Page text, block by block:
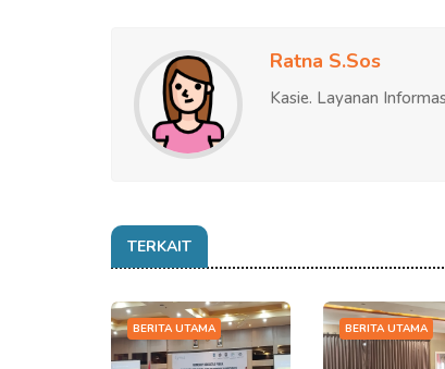
Ratna S.Sos
Kasie. Layanan
TERKAIT
BERITA UTAMA BERITA UTAMA